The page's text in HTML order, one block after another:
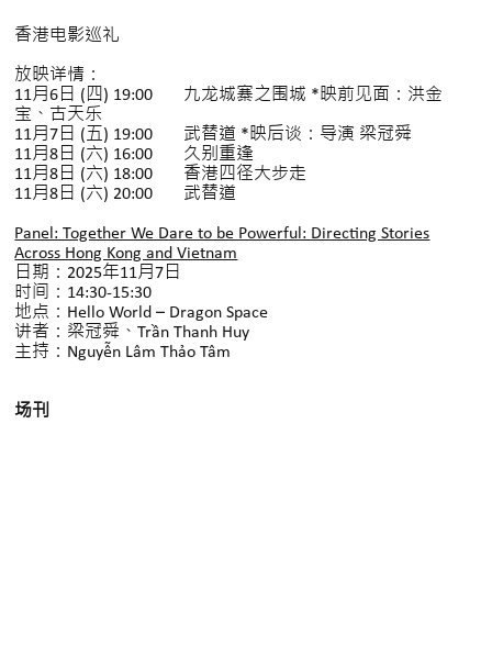
香港电影巡礼
放映详情：
11月6日 (四) 19:00 九龙城寨之围城 *映前见面：洪金
宝、古天乐
11月7日 (五) 19:00 武替道 *映后谈：导演 梁冠舜
11月8日 (六) 16:00 久别重逢
11月8日 (六) 18:00 香港四径大步走
11月8日 (六) 20:00 武替道
Panel: Together We Dare to be Powerful: Directing Stories
Across Hong Kong and Vietnam
日期：2025年11月7日
时间：14:30-15:30
地点：Hello World – Dragon Space
讲者：梁冠舜、Trần Thanh Huy
主持：Nguyễn Lâm Thảo Tâm
场刊